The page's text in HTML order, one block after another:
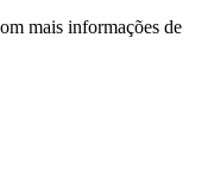
mais informações de